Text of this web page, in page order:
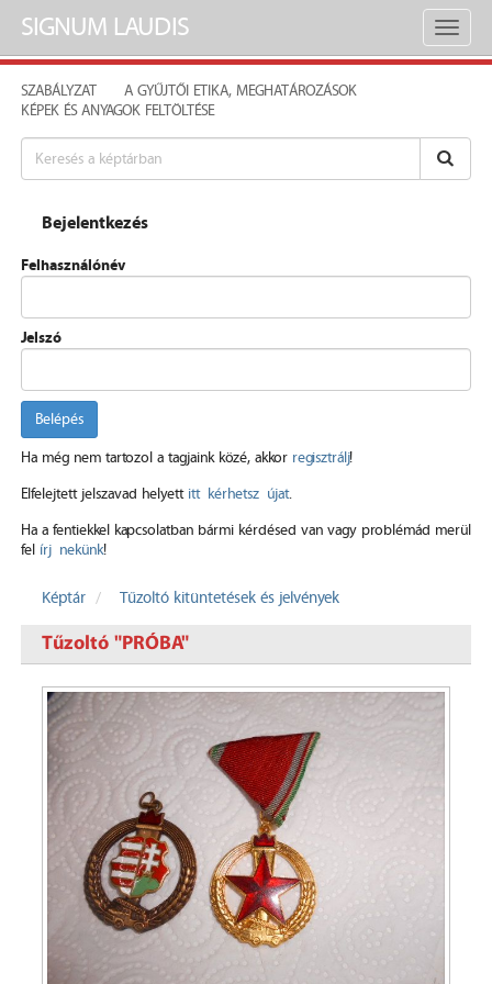
Toggle
SIGNUM LAUDIS
SZABÁLYZAT
A GYŰJTŐI ETIKA, MEGHATÁROZÁSOK
KÉPEK ÉS ANYAGOK FELTÖLTÉSE
Bejelentkezés
Felhasználónév
Jelszó
Belépés
Ha még nem tartozol a tagjaink közé, akkor regisztrálj!
Elfelejtett jelszavad helyett itt kérhetsz újat.
Ha a fentiekkel kapcsolatban bármi kérdésed van vagy problémád merül
fel írj nekünk!
Képtár Tűzoltó kitüntetések és jelvények
Tűzoltó "PRÓBA"